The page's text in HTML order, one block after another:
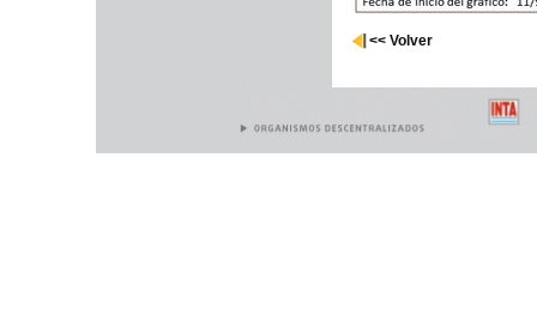
<< Volver